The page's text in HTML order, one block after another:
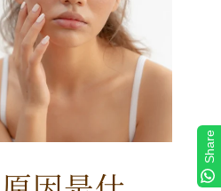
Share